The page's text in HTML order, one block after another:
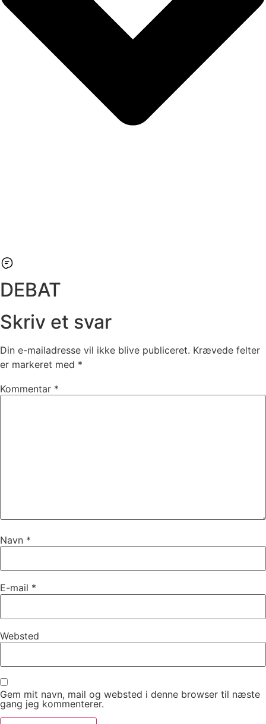
DEBAT
Skriv et svar
Din e-mailadresse vil ikke blive publiceret. Krævede felter
er markeret med *
Kommentar *
Navn *
E-mail *
Websted
Gem mit navn, mail og websted i denne browser til næste
gang jeg kommenterer.